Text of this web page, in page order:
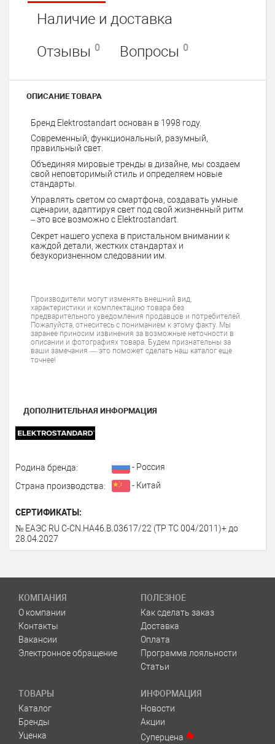
Наличие и доставка
Отзывы 0 Вопросы 0
ОПИСАНИЕ ТОВАРА
Бренд Elektrostandart основан в 1998 году.
Современный, функциональный, разумный,
правильный свет.
Объединяя мировые тренды в дизайне, мы создаем
свой неповторимый стиль и определяем новые
стандарты.
Управлять светом со смартфона, создавать умные
сценарии, адаптируя свет под свой жизненный ритм
– это все возможно с Elektrostandart.
Секрет нашего успеха в пристальном внимании к
каждой детали, жестких стандартах и
безукоризненном следовании им.
Производители могут изменять внешний вид,
характеристики и комплектацию товара без
предварительного уведомления продавцов и потребителей.
Пожалуйста, отнеситесь с пониманием к этому факту. Мы
заранее приносим извинения за возможные неточности в
описании и фотографиях товара. Будем признательны за
ваши замечания — это поможет сделать наш каталог еще
точнее!
ДОПОЛНИТЕЛЬНАЯ ИНФОРМАЦИЯ
Родина бренда:
- Россия
Страна производства:
- Китай
СЕРТИФИКАТЫ:
№ ЕАЭС RU С-CN.НА46.В.03617/22 (ТР ТС 004/2011)+ до
28.04.2027
КОМПАНИЯ
О компании
Контакты
Вакансии
Электронное обращение
ПОЛЕЗНОЕ
Как сделать заказ
Доставка
Оплата
Программа лояльности
Статьи
ТОВАРЫ
Каталог
Бренды
Уценка
ИНФОРМАЦИЯ
Новости
Акции
Суперцена